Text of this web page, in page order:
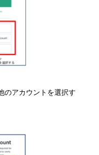
のアカウントを選択す